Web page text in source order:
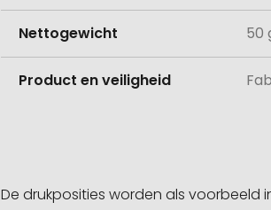
Nettogewicht 50
Product en veiligheid
De drukposities worden als